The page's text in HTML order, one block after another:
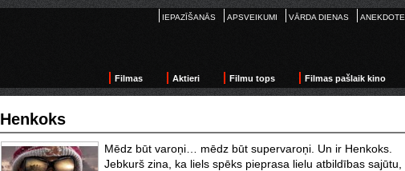
IEPAZĪŠANĀS APSVEIKUMI VĀRDA DIENAS
Filmas Aktieri Filmu tops Filmas pašlaik kino
Henkoks
Mēdz būt varoņi… mēdz būt supervaroņi. Un ir Henkoks.
Jebkurš zina, ka liels spēks pieprasa lielu atbildības